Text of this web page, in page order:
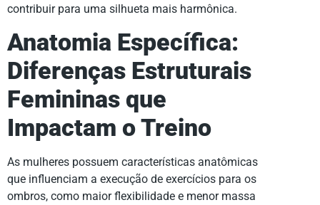
contribuir para uma silhueta mais harmônica.
Anatomia Específica:
Diferenças Estruturais
Femininas que
Impactam o Treino
As mulheres possuem características anatômicas
que influenciam a execução de exercícios para os
ombros, como maior flexibilidade e menor massa